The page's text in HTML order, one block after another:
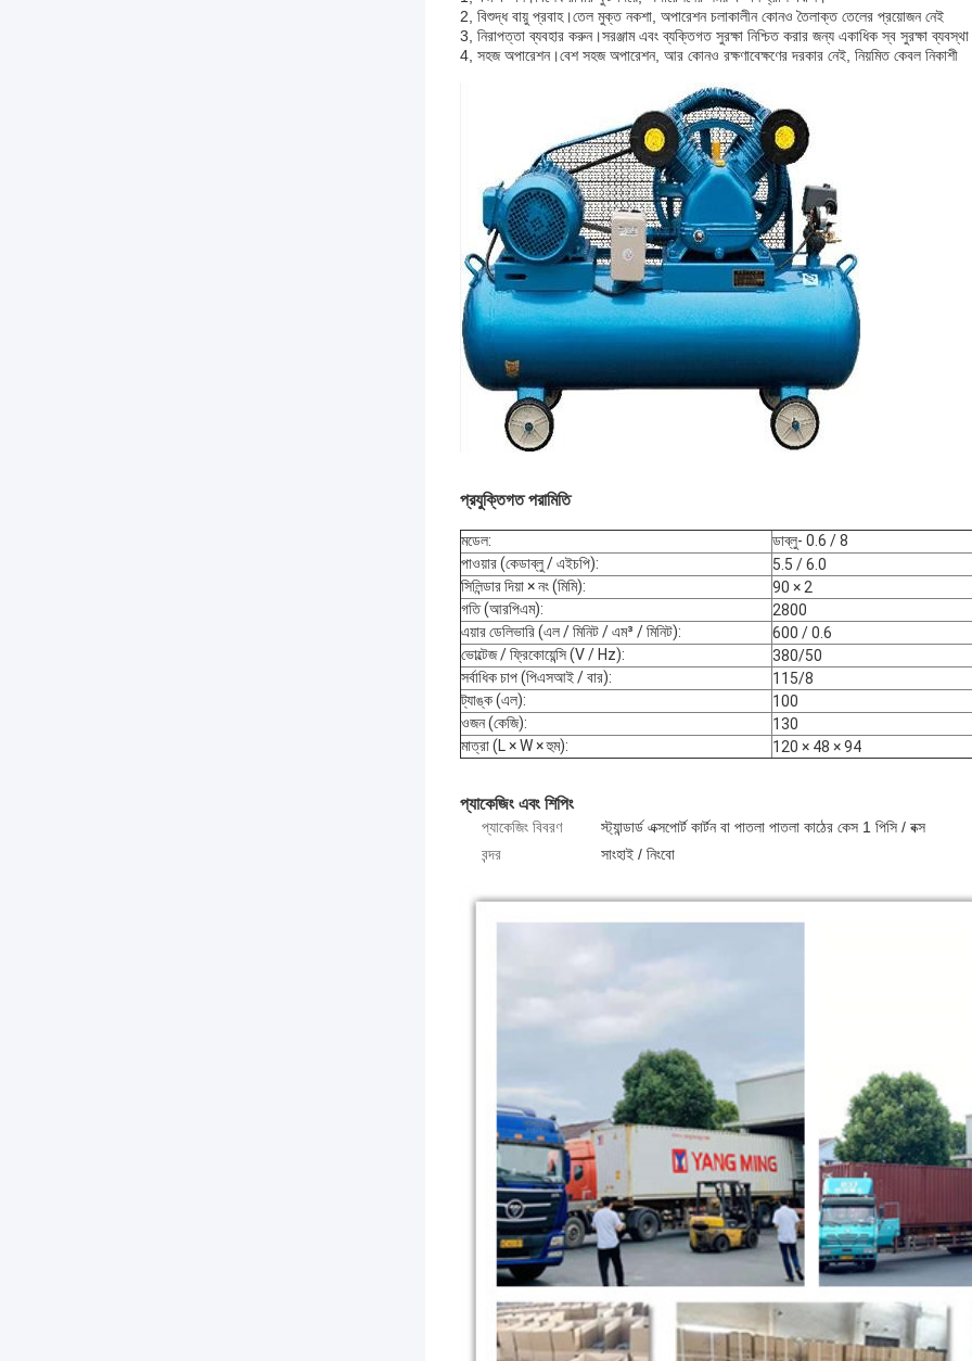
2, বিশুদ্ধ বায়ু প্রবাহ।তেল মুক্ত নকশা, অপারেশন চলাকালীন কোনও তৈলাক্ত তেলের প্রয়োজন নেই
3, নিরাপত্তা ব্যবহার করুন।সরঞ্জাম এবং ব্যক্তিগত সুরক্ষা নিশ্চিত করার জন্য একাধিক স্ব সুরক্ষা
4, সহজ অপারেশন।বেশ সহজ অপারেশন, আর কোনও রক্ষণাবেক্ষণের দরকার নেই, নিয়মিত কেবল নিকাশী
প্রযুক্তিগত পরামিতি
মডেল:
ডাব্লু- 0.6 / 8
পাওয়ার (কেডাব্লু / এইচপি):
5.5 / 6.0
সিলিন্ডার দিয়া × নং (মিমি):
90 × 2
গতি (আরপিএম):
2800
এয়ার ডেলিভারি (এল / মিনিট / এম³ / মিনিট):
600 / 0.6
ভোল্টেজ / ফ্রিকোয়েন্সি (V / Hz):
380/50
সর্বাধিক চাপ (পিএসআই / বার):
115/8
ট্যাঙ্ক (এল):
100
ওজন (কেজি):
130
মাত্রা (L × W × হুম): 120 × 48 × 94
প্যাকেজিং এবং শিপিং
প্যাকেজিং বিবরণ
স্ট্যান্ডার্ড এক্সপোর্ট কার্টন বা পাতলা পাতলা কাঠের কেস 1 পিসি / বক্স
বন্দর
সাংহাই / নিংবো